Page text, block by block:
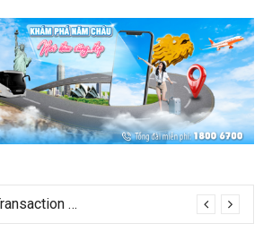
Reviewing Transaction History at BetNinja UK